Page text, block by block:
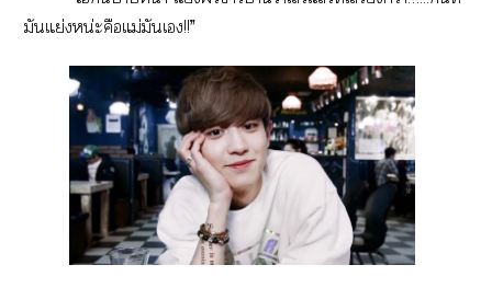
มันแย่งหน่ะคือแม่มันเ!!”